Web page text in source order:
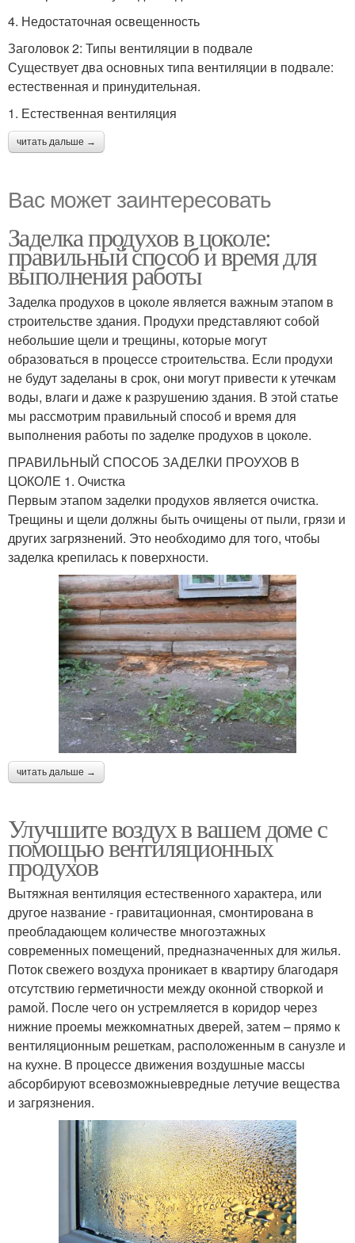
4. Недостаточная освещенность
Заголовок 2: Типы вентиляции в подвале
Существует два основных типа вентиляции в подвале:
естественная и принудительная.
1. Естественная вентиляция
читать дальше →
Вас может заинтересовать
Заделка продухов в цоколе:
правильный способ и время для
выполнения работы
Заделка продухов в цоколе является важным этапом в
строительстве здания. Продухи представляют собой
небольшие щели и трещины, которые могут
образоваться в процессе строительства. Если продухи
не будут заделаны в срок, они могут привести к утечкам
воды, влаги и даже к разрушению здания. В этой статье
мы рассмотрим правильный способ и время для
выполнения работы по заделке продухов в цоколе.
ПРАВИЛЬНЫЙ СПОСОБ ЗАДЕЛКИ ПРОУХОВ В
ЦОКОЛЕ 1. Очистка
Первым этапом заделки продухов является очистка.
Трещины и щели должны быть очищены от пыли, грязи и
других загрязнений. Это необходимо для того, чтобы
заделка крепилась к поверхности.
читать дальше →
Улучшите воздух в вашем доме с
помощью вентиляционных
продухов
Вытяжная вентиляция естественного характера, или
другое название - гравитационная, смонтирована в
преобладающем количестве многоэтажных
современных помещений, предназначенных для жилья.
Поток свежего воздуха проникает в квартиру благодаря
отсутствию герметичности между оконной створкой и
рамой. После чего он устремляется в коридор через
нижние проемы межкомнатных дверей, затем – прямо к
вентиляционным решеткам, расположенным в санузле и
на кухне. В процессе движения воздушные массы
абсорбируют всевозможныевредные летучие вещества
и загрязнения.